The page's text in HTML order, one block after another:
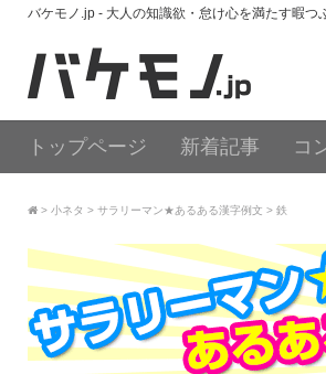
バケモノ.jp - 大人の知識欲・怠け心を満たす暇つ
トップページ 新着記事 コ
小ネタ サラリーマン★あるある漢字例文 鉄